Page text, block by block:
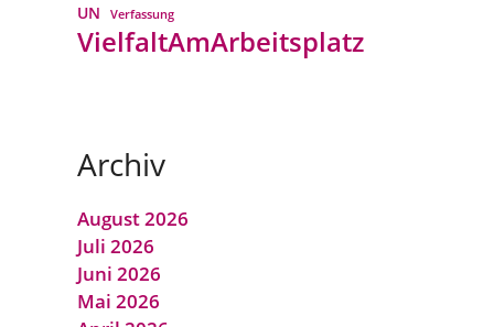
UN
Verfassung
VielfaltAmArbeitsplatz
Archiv
August 2026
Juli 2026
Juni 2026
Mai 2026